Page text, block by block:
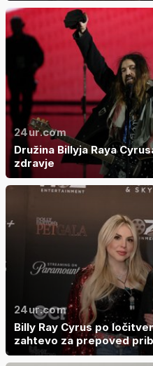
24ur.com
Družina Billyja Raya
zdravje
24ur.com
Billy Ray Cyrus po
zahtevo za prepoved